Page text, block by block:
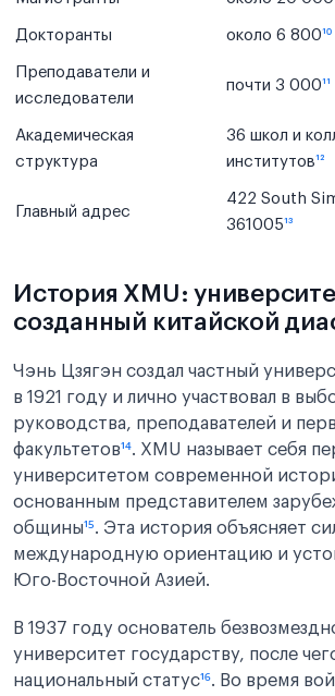
Докторанты около 6 800¹⁰
Преподаватели и
исследователи
почти 3 000¹¹
Академическая
структура
36 школ и
институтов¹²
Главный адрес
422 South
361005¹³
История XMU:
созданный китайской
Чэнь Цзягэн создал частный
в 1921 году и лично участвовал в
руководства, преподавателей и
факультетов¹⁴. XMU называет себя
университетом современной
основанным представителем
общины¹⁵. Эта история объясняет
международную ориентацию и
Юго-Восточной Азией.
В 1937 году основатель
университет государству, после
национальный статус¹⁶. Во время